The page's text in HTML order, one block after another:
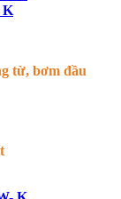
K
từ, bơm đầu